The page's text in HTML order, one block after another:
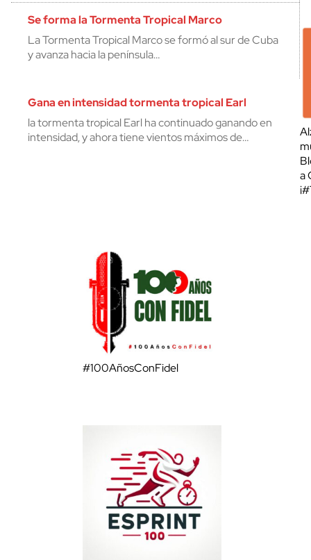
Se forma la Tormenta Tropical Marco
La Tormenta Tropical Marco se formó al sur de Cuba
y avanza hacia la península…
Gana en intensidad tormenta tropical Earl
la tormenta tropical Earl ha continuado ganando en
intensidad, y ahora tiene vientos máximos de…
a
#100AñosConFidel